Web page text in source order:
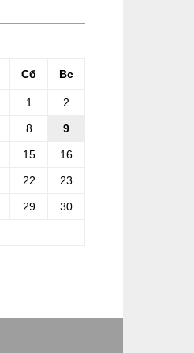
Сб Вс
1 2
8 9
15 16
22 23
29 30